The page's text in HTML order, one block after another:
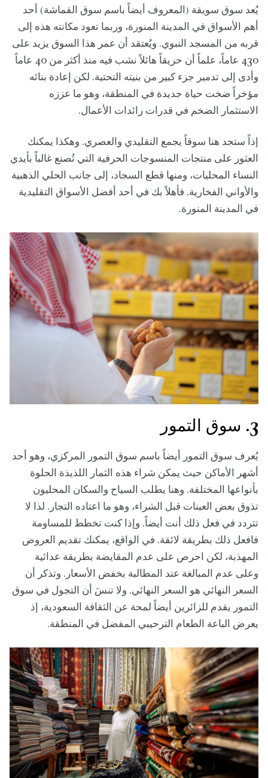
يُعد سوق سويقة (المعروف أيضاً باسم سوق القماشة) أحد
أهم الأسواق في المدينة المنورة، وربما تعود مكانته هذه إلى
قربه من المسجد النبوي. ويُعتقد أن عمر هذا السوق يزيد على
430 عاماً، علماً أن حريقاً هائلاً نشب فيه منذ أكثر من 40 عاماً
وأدى إلى تدمير جزء كبير من بنيته التحتية. لكن إعادة بنائه
مؤخراً ضخت حياة جديدة في المنطقة، وهو ما عززه
الاستثمار الضخم في قدرات رائدات الأعمال.
إذاً ستجد هنا سوقاً يجمع التقليدي والعصري. وهكذا يمكنك
العثور على منتجات المنسوجات الحرفية التي تُصنع غالباً بأيدي
النساء المحليات، ومنها قطع السجاد، إلى جانب الحلي الذهبية
والأواني الفخارية. فأهلاً بك في أحد أفضل الأسواق التقليدية
في المدينة المنورة.
3. سوق التمور
يُعرف سوق التمور أيضاً باسم سوق التمور المركزي، وهو أحد
أشهر الأماكن حيث يمكن شراء هذه الثمار اللذيذة الحلوة
بأنواعها المختلفة. وهنا يطلب السياح والسكان المحليون
تذوق بعض العينات قبل الشراء، وهو ما اعتاده التجار. لذا لا
تتردد في فعل ذلك أنت أيضاً. وإذا كنت تخطط للمساومة
فافعل ذلك بطريقة لائقة. في الواقع، يمكنك تقديم العروض
المهذبة، لكن احرص على عدم المقايضة بطريقة عدائية
وعلى عدم المبالغة عند المطالبة بخفض الأسعار. وتذكر أن
السعر النهائي هو السعر النهائي. ولا تنسَ أن التجول في سوق
التمور يقدم للزائرين أيضاً لمحة عن الثقافة السعودية، إذ
يعرض الباعة الطعام الترحيبي المفضل في المنطقة.